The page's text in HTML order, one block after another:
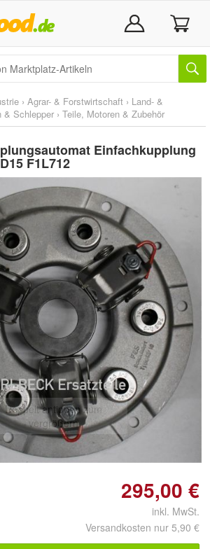
› Agrar- & Forstwirtschaft › Land- &
& Schlepper › Teile, Motoren & Zubehör
Einfachkupplung
F1L712
Doppelt antippen zum
vergrößern
295,00 €
inkl. MwSt.
Versandkosten nur 5,90 €